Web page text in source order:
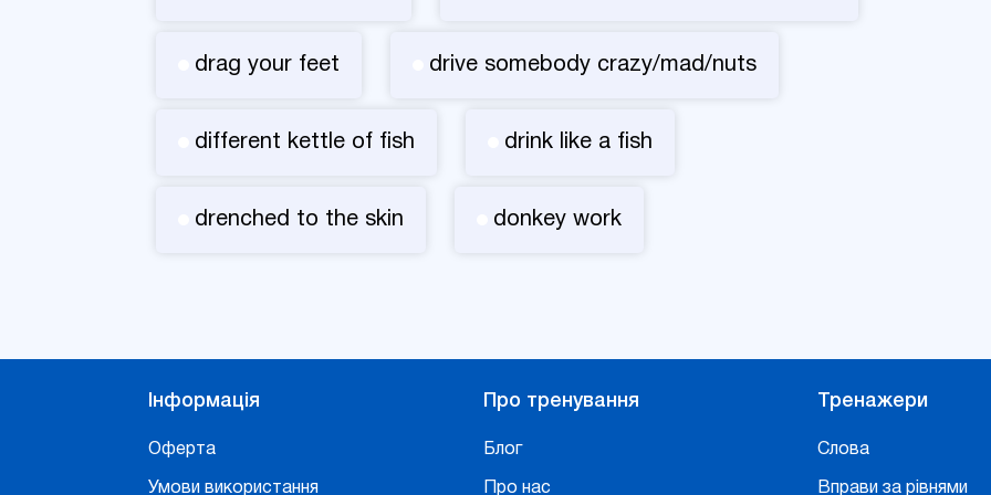
drag your feet drive somebody crazy/mad/nuts
different kettle of fish drink like a fish
drenched to the skin donkey work
Інформація
Оферта
Умови використання
Про тренування
Блог
Про нас
Тренажери
Слова
Вправи за рівнями